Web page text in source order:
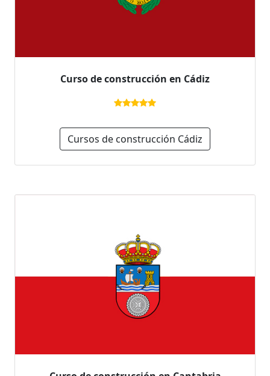
Curso de construcción en Cádiz
Cursos de construcción Cádiz